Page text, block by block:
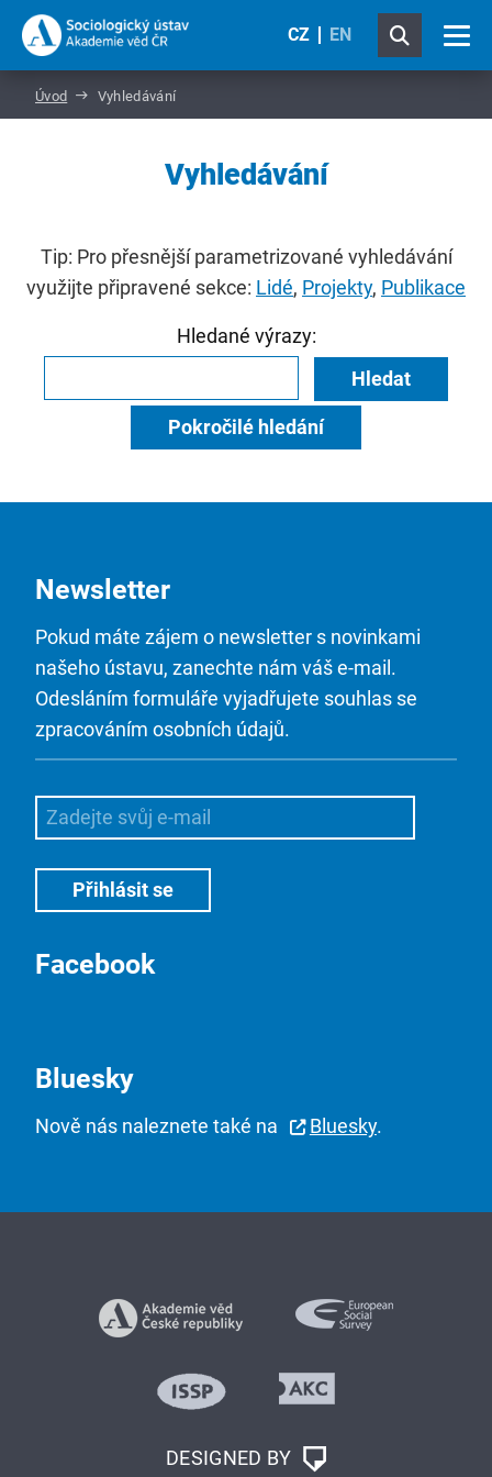
CZ EN
Úvod Vyhledávání
Vyhledávání
Tip: Pro přesnější parametrizované vyhledávání
využijte připravené sekce: Lidé, Projekty, Publikace
Hledané výrazy:
Hledat
Pokročilé hledání
Newsletter
Pokud máte zájem o newsletter s novinkami
našeho ústavu, zanechte nám váš e-mail.
Odesláním formuláře vyjadřujete souhlas se
zpracováním osobních údajů.
Facebook
Bluesky
Nově nás naleznete také na Bluesky.
DESIGNED BY